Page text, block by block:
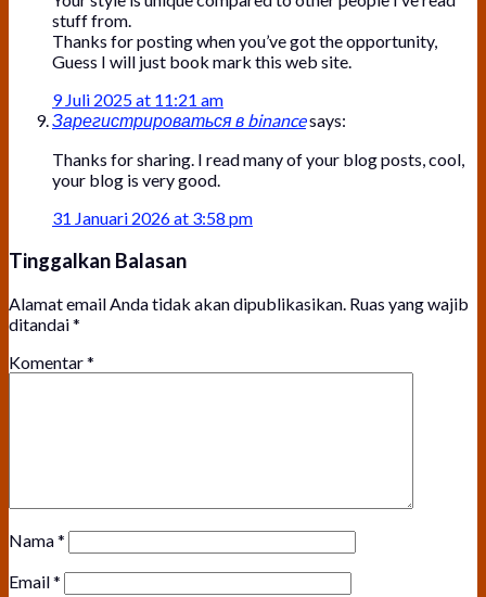
stuff from.
Thanks for posting when you’ve got the opportunity,
Guess I will just book mark this web site.
9 Juli 2025 at 11:21 am
Зарегистрироваться в binancesays:
Thanks for sharing. I read many of your blog posts, cool,
your blog is very good.
31 Januari 2026 at 3:58 pm
Tinggalkan Balasan
Alamat email Anda tidak akan dipublikasikan. Ruas yang wajib
ditandai*
Komentar*
Nama*
Email*